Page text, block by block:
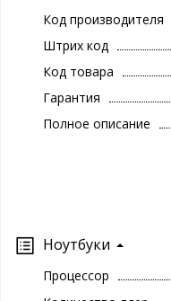
Код производителя
Штрих код
Код товара
Гарантия
Полное описание
Ноутбуки
Процессор